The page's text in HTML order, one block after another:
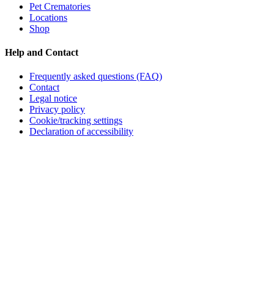
Pet Crematories
Locations
Shop
Help and Contact
Frequently asked questions (FAQ)
Contact
Legal notice
Privacy policy
Cookie/tracking settings
Declaration of accessibility